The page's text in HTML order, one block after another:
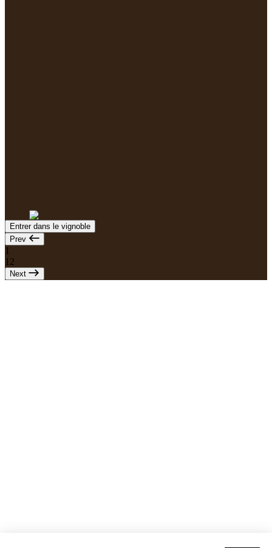
Entrer dans le vignoble
Prev
1
12
Next